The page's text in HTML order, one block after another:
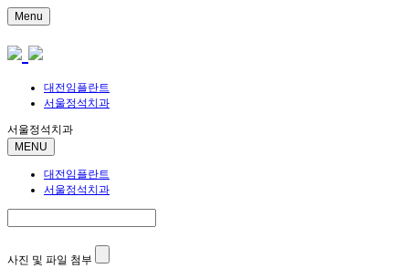
Menu
대전임플란트
서울정석치과
서울정석치과
MENU
대전임플란트
서울정석치과
사진 및 파일 첨부